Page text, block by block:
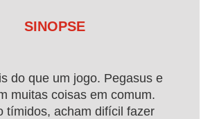
SINOPSE
do que um jogo. Pegasus e
muitas coisas em comum.
tímidos, acham difícil fazer